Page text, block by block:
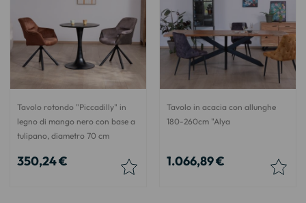
Tavolo rotondo "Piccadilly" in
legno di mango nero con base a
tulipano, diametro 70 cm
350,24 €
Tavolo in acacia con allunghe
180-260cm "Alya
1.066,89 €